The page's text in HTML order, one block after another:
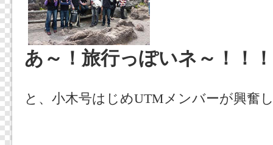
あ～！旅行っぽいネ～！！！
と、小木号はじめUTMメンバーが興奮